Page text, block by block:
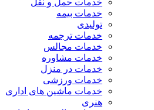
خدمات حمل و نقل
خدمات بیمه
تولیدی
خدمات ترجمه
خدمات مجالس
خدمات مشاوره
خدمات در منزل
خدمات ورزشی
خدمات ماشین های اداری
هنری